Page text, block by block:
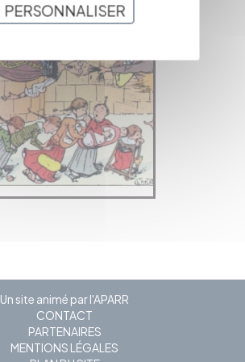
Un site animé par l'APARR
CONTACT
PARTENAIRES
MENTIONS LÉGALES
PERSONNALISER